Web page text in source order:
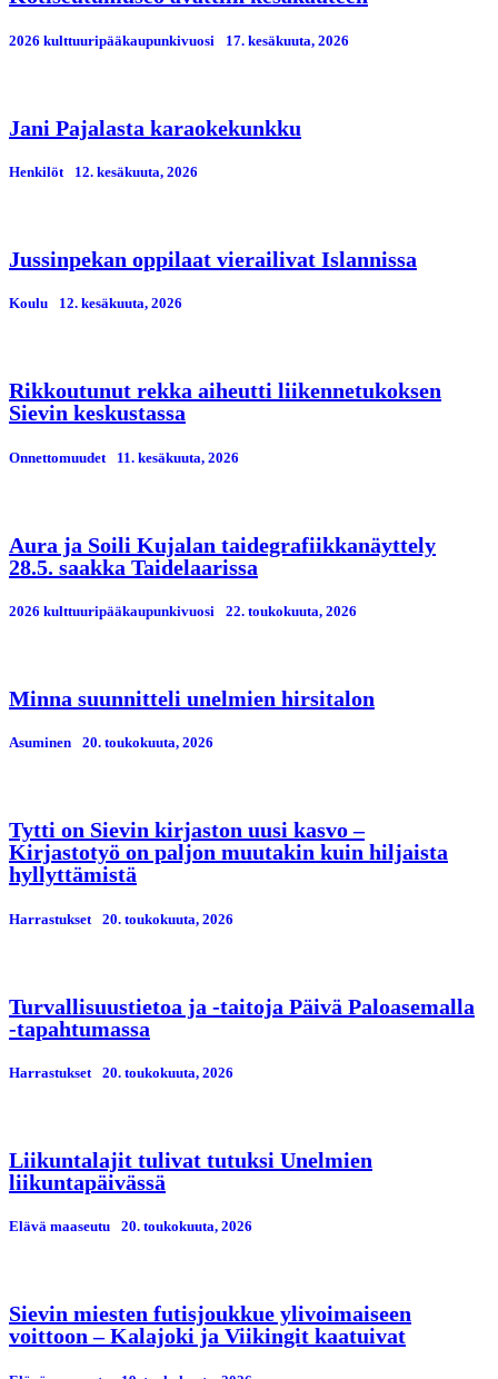
2026 kulttuuripääkaupunkivuosi 17. kesäkuuta, 2026
Jani Pajalasta karaokekunkku
Henkilöt 12. kesäkuuta, 2026
Jussinpekan oppilaat vierailivat Islannissa
Koulu 12. kesäkuuta, 2026
Rikkoutunut rekka aiheutti liikennetukoksen
Sievin keskustassa
Onnettomuudet 11. kesäkuuta, 2026
Aura ja Soili Kujalan taidegrafiikkanäyttely
28.5. saakka Taidelaarissa
2026 kulttuuripääkaupunkivuosi 22. toukokuuta, 2026
Minna suunnitteli unelmien hirsitalon
Asuminen 20. toukokuuta, 2026
Tytti on Sievin kirjaston uusi kasvo –
Kirjastotyö on paljon muutakin kuin hiljaista
hyllyttämistä
Harrastukset 20. toukokuuta, 2026
Turvallisuustietoa ja -taitoja Päivä Paloasemalla
-tapahtumassa
Harrastukset 20. toukokuuta, 2026
Liikuntalajit tulivat tutuksi Unelmien
liikuntapäivässä
Elävä maaseutu 20. toukokuuta, 2026
Sievin miesten futisjoukkue ylivoimaiseen
voittoon – Kalajoki ja Viikingit kaatuivat